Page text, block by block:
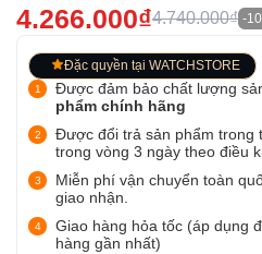
4.266.000₫4.740.000₫ -
Đặc quyền tại WATCHSTORE
Được đảm bảo chất lượng
phẩm chính hãng
Được đổi trả sản phẩm trong
trong vòng 3 ngày theo điều
Miễn phí vận chuyển toàn
giao nhận.
Giao hàng hỏa tốc (áp dụng
hàng gần nhất)